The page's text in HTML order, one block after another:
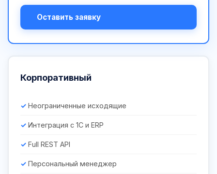
Оставить заявку
Корпоративный
Неограниченные исходящие
Интеграция с 1С и ERP
Full REST API
Персональный менеджер